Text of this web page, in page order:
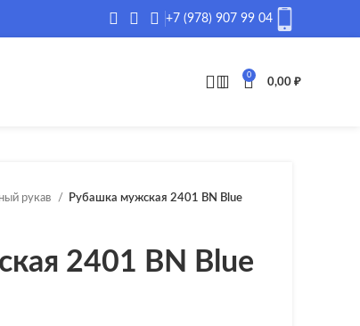
+7 (978) 907 99 04
0
0,00 ₽
рукав Рубашка мужская 2401 BN Blue
2401 BN Blue